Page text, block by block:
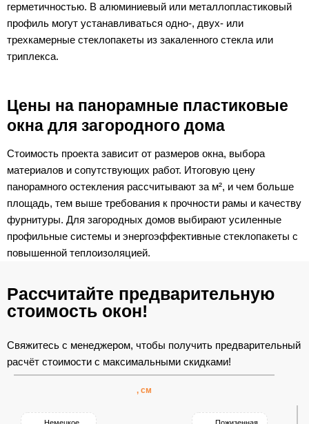
герметичностью. В алюминиевый или металлопластиковый
профиль могут устанавливаться одно-, двух- или
трехкамерные стеклопакеты из закаленного стекла или
триплекса.
Цены на панорамные пластиковые
окна для загородного дома
Стоимость проекта зависит от размеров окна, выбора
материалов и сопутствующих работ. Итоговую цену
панорамного остекления рассчитывают за м², и чем больше
площадь, тем выше требования к прочности рамы и качеству
фурнитуры. Для загородных домов выбирают усиленные
профильные системы и энергоэффективные стеклопакеты с
повышенной теплоизоляцией.
Рассчитайте предварительную
стоимость окон!
Свяжитесь с менеджером, чтобы получить предварительный
расчёт стоимости с максимальными скидками!